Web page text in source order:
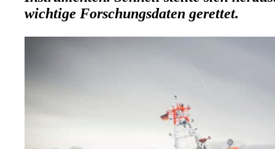
wichtige Forschungsdaten gerettet.